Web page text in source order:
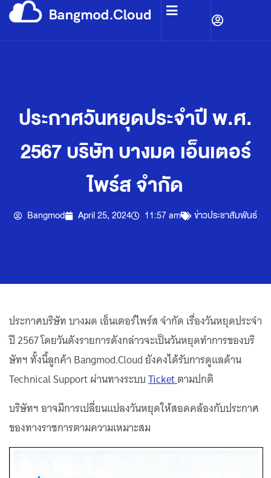
ประกาศวันหยุดประจำปี พ.ศ.
2567 บริษัท บางมด เอ็นเตอร์
ไพร์ส จำกัด
Bangmod April 25, 2024 11:57 am ข่าวประชาสัมพันธ์
ประกาศบริษัท บางมด เอ็นเตอร์ไพร์ส จำกัด เรื่องวันหยุดประจำ
ปี 2567 โดยวันดังรายการดังกล่าวจะเป็นวันหยุดทำการของบริ
ษัทฯ ทั้งนี้ลูกค้า Bangmod.Cloud ยังคงได้รับการดูแลด้าน
Technical Support ผ่านทางระบบTicketตามปกติ
บริษัทฯ อาจมีการเปลี่ยนแปลงวันหยุดให้สอดคล้องกับประกาศ
ของทางราชการตามความเหมาะสม